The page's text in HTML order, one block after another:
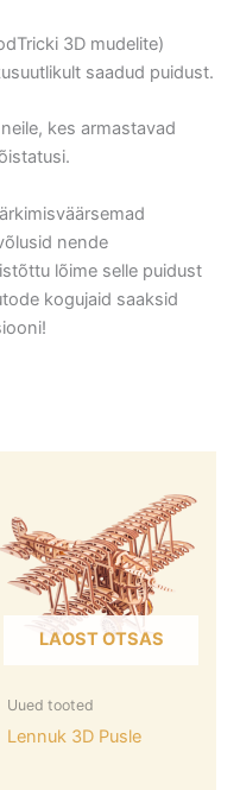
3D mudelite)
saadud puidust.
kes armastavad
nende
lõime selle puidust
kogujaid saaksid
LAOST OTSAS
Uued tooted
Lennuk 3D Pusle